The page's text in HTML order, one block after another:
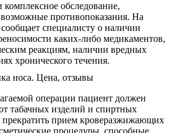
обследование,
противопоказания. На
специалисту о наличии
каких-либо медикаментов,
реакциям, наличии вредных
хронического течения.
операции пациент должен
табачных изделий и спиртных
прием кроверазжижающих